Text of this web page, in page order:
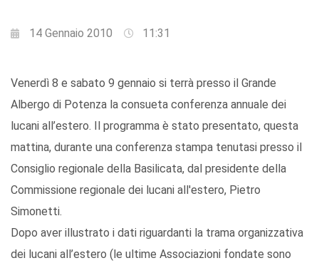
14 Gennaio 2010 11:31
Venerdì 8 e sabato 9 gennaio si terrà presso il Grande
Albergo di Potenza la consueta conferenza annuale dei
lucani all’estero. Il programma è stato presentato, questa
mattina, durante una conferenza stampa tenutasi presso il
Consiglio regionale della Basilicata, dal presidente della
Commissione regionale dei lucani all'estero, Pietro
Simonetti.
Dopo aver illustrato i dati riguardanti la trama organizzativa
dei lucani all’estero (le ultime Associazioni fondate sono